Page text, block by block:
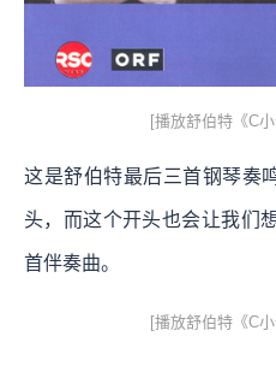
[播放舒伯特《C
这是舒伯特最后三首钢琴奏
头，而这个开头也会让我们
首伴奏曲。
[播放舒伯特《C